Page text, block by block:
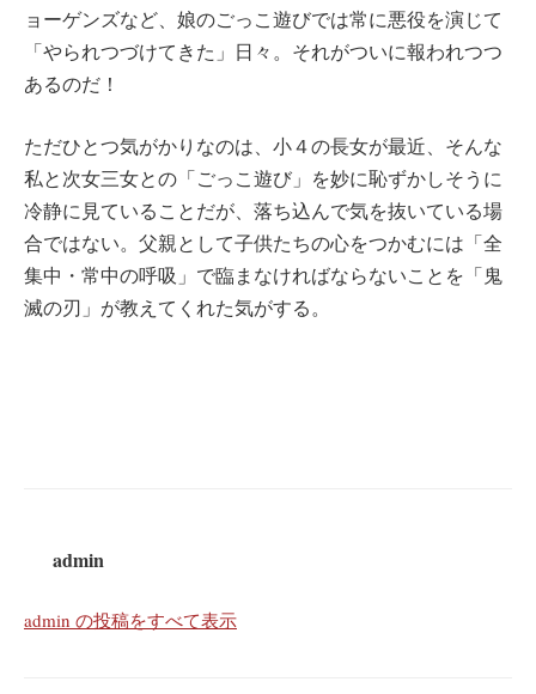
ョーゲンズなど、娘のごっこ遊びでは常に悪役を演じて
「やられつづけてきた」日々。それがついに報われつつ
あるのだ！
ただひとつ気がかりなのは、小４の長女が最近、そんな
私と次女三女との「ごっこ遊び」を妙に恥ずかしそうに
冷静に見ていることだが、落ち込んで気を抜いている場
合ではない。父親として子供たちの心をつかむには「全
集中・常中の呼吸」で臨まなければならないことを「鬼
滅の刃」が教えてくれた気がする。
admin
admin の投稿をすべて表示